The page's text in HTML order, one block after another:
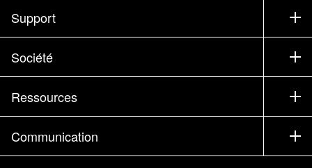
Comment acheter
Service commercial
Trouver un partenaire
Executive Briefing
Produits A-Z
Support
Support
Formation
Documentation
Communauté
Société
Société
Partenaires
Emplois
Ressources
Newsroom
Événements
Communication